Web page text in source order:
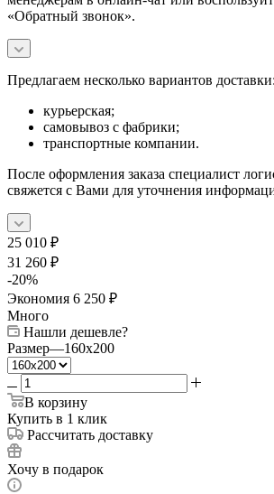
«Обратный звонок».
Предлагаем несколько вариантов доставки:
курьерская;
самовывоз с фабрики;
транспортные компании.
После оформления заказа специалист
свяжется с Вами для уточнения
25 010 ₽
31 260 ₽
-20%
Экономия 6 250 ₽
Много
Нашли дешевле?
Размер—160x200
В корзину
Купить в 1 клик
Рассчитать доставку
Хочу в подарок